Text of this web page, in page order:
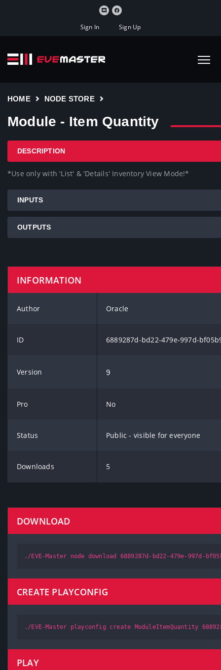
Sign In Sign Up
HOME NODE STORE
Module - Item Quantity
DESCRIPTION
*Use only with 'List' & 'Details' Inventory View Mode!*
INPUTS
OUTPUTS
INFORMATION
Author Oracle
ID 6889287d-bd22-479e-997d-
Version 9
Pro No
Status Public - visible for everyone
Downloads 5
DOWNLOAD
./EVE-Master node download 6889287d-bd22-479e-997d-
CREATE PLAYCONFIG
./EVE-Master playconfig create ModuleItemQuantity
PLAY